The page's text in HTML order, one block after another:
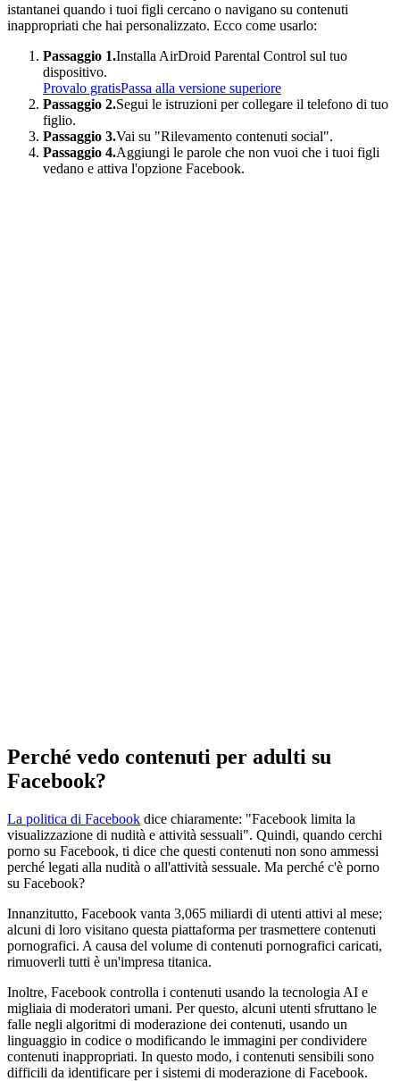
istantanei quando i tuoi figli cercano o navigano su contenuti
inappropriati che hai personalizzato. Ecco come usarlo:
Passaggio 1.Installa AirDroid Parental Control sul tuo
dispositivo.
Provalo gratisPassa alla versione superiore
Passaggio 2.Segui le istruzioni per collegare il telefono di tuo
figlio.
Passaggio 3.Vai su "Rilevamento contenuti social".
Passaggio 4.Aggiungi le parole che non vuoi che i tuoi figli
vedano e attiva l'opzione Facebook.
Perché vedo contenuti per adulti su
Facebook?
La politica di Facebook dice chiaramente: "Facebook limita la
visualizzazione di nudità e attività sessuali". Quindi, quando cerchi
porno su Facebook, ti dice che questi contenuti non sono ammessi
perché legati alla nudità o all'attività sessuale. Ma perché c'è porno
su Facebook?
Innanzitutto, Facebook vanta 3,065 miliardi di utenti attivi al mese;
alcuni di loro visitano questa piattaforma per trasmettere contenuti
pornografici. A causa del volume di contenuti pornografici caricati,
rimuoverli tutti è un'impresa titanica.
Inoltre, Facebook controlla i contenuti usando la tecnologia AI e
migliaia di moderatori umani. Per questo, alcuni utenti sfruttano le
falle negli algoritmi di moderazione dei contenuti, usando un
linguaggio in codice o modificando le immagini per condividere
contenuti inappropriati. In questo modo, i contenuti sensibili sono
difficili da identificare per i sistemi di moderazione di Facebook.